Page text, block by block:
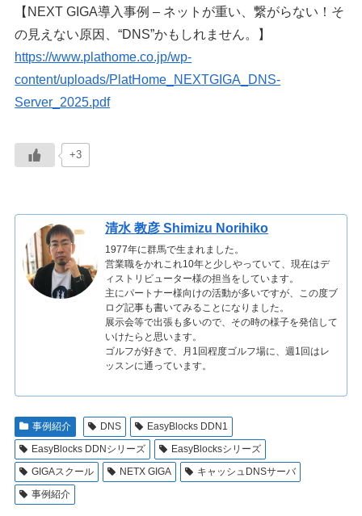
【NEXT GIGA導入事例 – ネットが重い、繋がらない！そ
の見えない原因、“DNS”かもしれません。】
https://www.plathome.co.jp/wp-
content/uploads/PlatHome_NEXTGIGA_DNS-
Server_2025.pdf
+3
清水 教彦 Shimizu Norihiko
1977年に群馬で生まれました。
営業職をかれこれ10年と少しやっていて、現在はデ
ィストリビューター様の担当をしています。
主にパートナー様向けの活動が多いですが、この度ブ
ログ記事も書いてみることになりました。
展示会等で出張も多いので、その時の様子を発信して
いけたらと思います。
ゴルフが好きで、月1回程度ゴルフ場に、週1回はレ
ッスンに通っています。
事例紹介 DNS
EasyBlocks DDN1
EasyBlocks DDNシリーズ
EasyBlocksシリーズ
GIGAスクール
NETX GIGA
キャッシュDNSサーバ
事例紹介